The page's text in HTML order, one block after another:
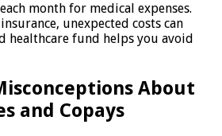
month for medical expenses.
unexpected costs can
healthcare fund helps you avoid
About
and Copays